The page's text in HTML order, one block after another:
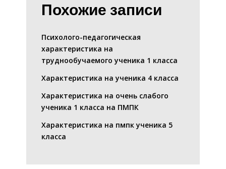
Похожие записи
Психолого-педагогическая
характеристика на
труднообучаемого ученика 1 класса
Характеристика на ученика 4 класса
Характеристика на очень слабого
ученика 1 класса на ПМПК
Характеристика на пмпк ученика 5
класса